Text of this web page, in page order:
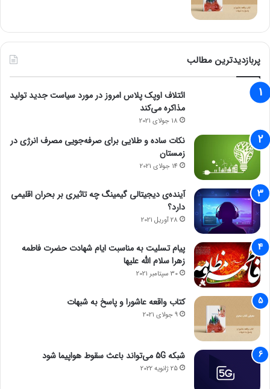
پربازدیدترین مطالب
ائتلاف اوپک پلاس امروز در مورد سیاست جدید تولید
مذاکره می‌کند
18 جولای 2021
نکات ساده و طلایی برای صرفه‌جویی مصرف انرژی در
زمستان
14 جولای 2021
آینده‌ی دیجیتالی گیمینگ چه تاثیری بر بحران اقلیمی
دارد؟
28 آوریل 2021
پیام تسلیت به مناسبت ایام شهادت حضرت فاطمه
زهرا سلام الله علیها
30 سپتامبر 2021
کتاب واقعه عاشورا و پاسخ به شبهات
9 جولای 2021
شبکه 5G می‌تواند باعث سقوط هواپیما شود
25 ژانویه 2022